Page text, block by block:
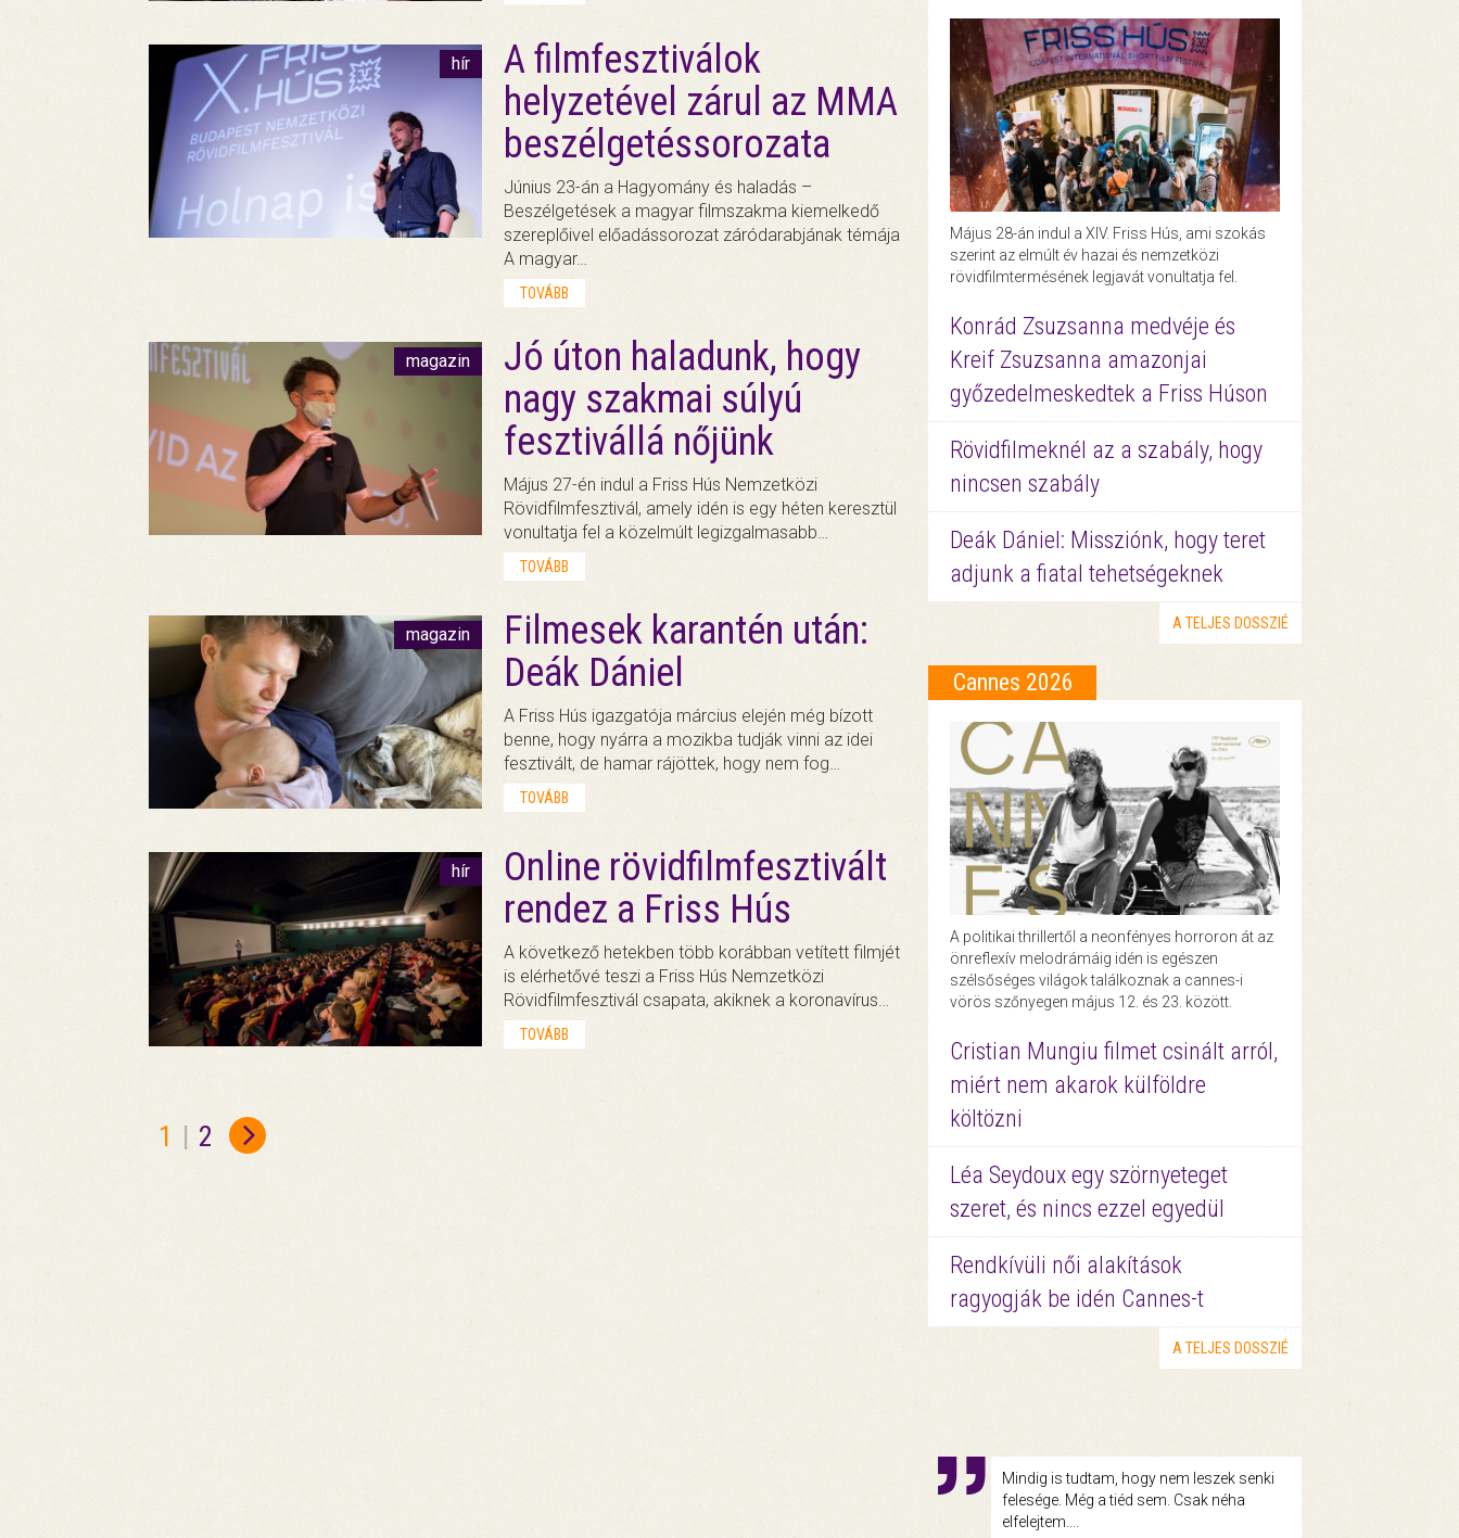
hír
A filmfesztiválok
helyzetével zárul az MMA
beszélgetéssorozata
Június 23-án a Hagyomány és haladás –
Beszélgetések a magyar filmszakma kiemelkedő
szereplőivel előadássorozat záródarabjának témája
A magyar…
TOVÁBB
magazin
Jó úton haladunk, hogy
nagy szakmai súlyú
fesztivállá nőjünk
Május 27-én indul a Friss Hús Nemzetközi
Rövidfilmfesztivál, amely idén is egy héten keresztül
vonultatja fel a közelmúlt legizgalmasabb…
TOVÁBB
magazin
Filmesek karantén után:
Deák Dániel
A Friss Hús igazgatója március elején még bízott
benne, hogy nyárra a mozikba tudják vinni az idei
fesztivált, de hamar rájöttek, hogy nem fog…
TOVÁBB
hír
Online rövidfilmfesztivált
rendez a Friss Hús
A következő hetekben több korábban vetített filmjét
is elérhetővé teszi a Friss Hús Nemzetközi
Rövidfilmfesztivál csapata, akiknek a koronavírus…
TOVÁBB
1 | 2
Május 28-án indul a XIV. Friss Hús, ami szokás
szerint az elmúlt év hazai és nemzetközi
rövidfilmtermésének legjavát vonultatja fel.
Konrád Zsuzsanna medvéje és
Kreif Zsuzsanna amazonjai
győzedelmeskedtek a Friss Húson
Rövidfilmeknél az a szabály, hogy
nincsen szabály
Deák Dániel: Missziónk, hogy teret
adjunk a fiatal tehetségeknek
A TELJES DOSSZIÉ
Cannes 2026
A politikai thrillertől a neonfényes horroron át az
önreflexív melodrámáig idén is egészen
szélsőséges világok találkoznak a cannes-i
vörös szőnyegen május 12. és 23. között.
Cristian Mungiu filmet csinált arról,
miért nem akarok külföldre
költözni
Léa Seydoux egy szörnyeteget
szeret, és nincs ezzel egyedül
Rendkívüli női alakítások
ragyogják be idén Cannes-t
A TELJES DOSSZIÉ
Mindig is tudtam, hogy nem leszek senki
felesége. Még a tiéd sem. Csak néha
elfelejtem....